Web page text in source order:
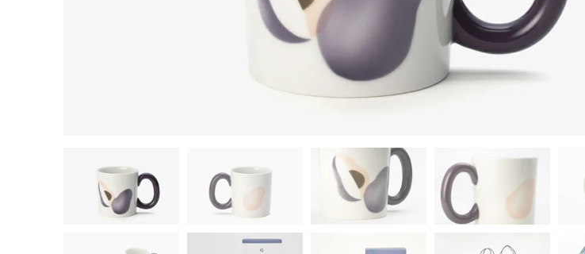
蓋物 花器／インテリア
染付 青磁 シンプル